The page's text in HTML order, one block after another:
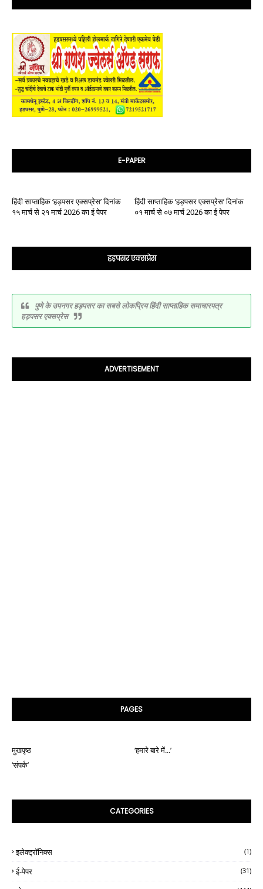
E-PAPER
हिंदी साप्ताहिक ‘हड़पसर एक्सप्रेस’ दिनांक
१५ मार्च से २१ मार्च 2026 का ई पेपर
हिंदी साप्ताहिक ‘हड़पसर एक्सप्रेस’ दिनांक
०१ मार्च से ०७ मार्च 2026 का ई पेपर
हड़पसर एक्सप्रेस
पुणे के उपनगर हड़पसर का सबसे लोकप्रिय हिंदी साप्ताहिक समाचारपत्र
हड़पसर एक्सप्रेस
ADVERTISEMENT
PAGES
मुखपृष्ठ
‘हमारे बारे में...’
‘संपर्क’
CATEGORIES
इलेक्ट्रॉनिक्स (1)
ई-पेपर (31)